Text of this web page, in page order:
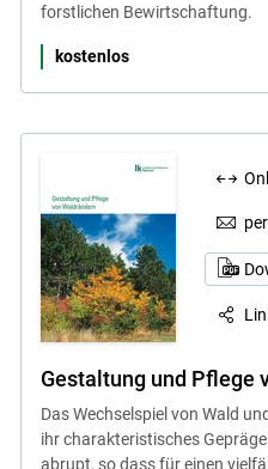
forstlichen Bewirtschaftung.
kostenlos
Gestaltung und Pflege
Das Wechselspiel von Wald
ihr charakteristisches
abrupt, so dass für einen